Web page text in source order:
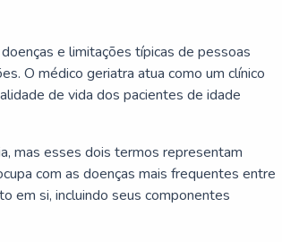
e limitações típicas de pessoas
O médico geriatra atua como um clínico
de vida dos pacientes de idade
mas esses dois termos representam
com as doenças mais frequentes entre
em si, incluindo seus componentes